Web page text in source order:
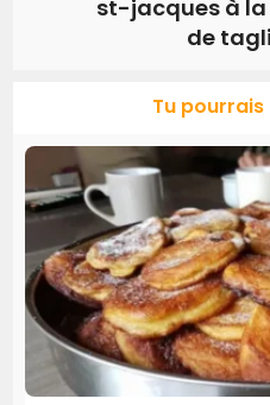
st-jacques à
de
Tu